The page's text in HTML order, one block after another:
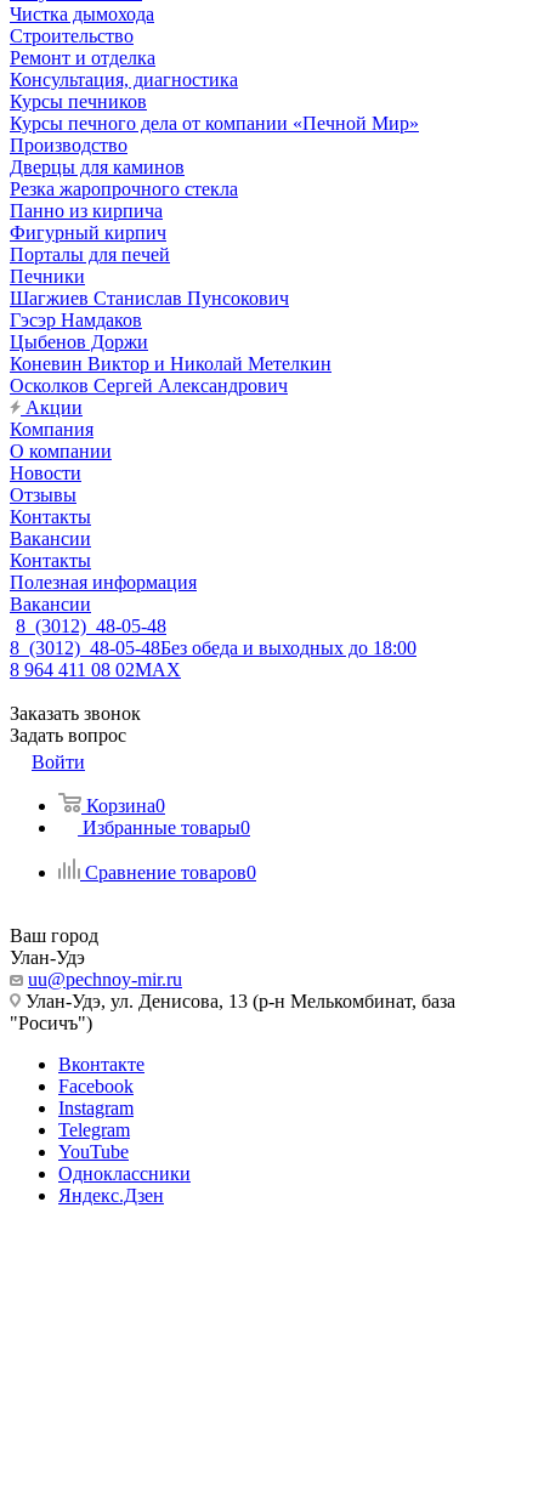
Чистка дымохода
Строительство
Ремонт и отделка
Консультация, диагностика
Курсы печников
Курсы печного дела от компании «Печной Мир»
Производство
Дверцы для каминов
Резка жаропрочного стекла
Панно из кирпича
Фигурный кирпич
Порталы для печей
Печники
Шагжиев Станислав Пунсокович
Гэсэр Намдаков
Цыбенов Доржи
Коневин Виктор и Николай Метелкин
Осколков Сергей Александрович
Акции
Компания
О компании
Новости
Отзывы
Контакты
Вакансии
Контакты
Полезная информация
Вакансии
8 (3012) 48-05-48
8 (3012) 48-05-48Без обеда и выходных до 18:00
8 964 411 08 02MAX
Заказать звонок
Задать вопрос
Войти
Корзина0
Избранные товары0
Сравнение товаров0
Ваш город
Улан-Удэ
uu@pechnoy-mir.ru
Улан-Удэ, ул. Денисова, 13 (р-н Мелькомбинат, база
"Росичъ")
Вконтакте
Facebook
Instagram
Telegram
YouTube
Одноклассники
Яндекс.Дзен